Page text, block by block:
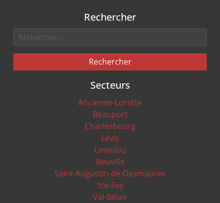
Rechercher
Rechercher
Secteurs
Ancienne-Lorette
Beauport
Charlesbourg
Lévis
Limoilou
Neuville
Saint-Augustin-de-Desmaures
Ste-Foy
Val-Bélair